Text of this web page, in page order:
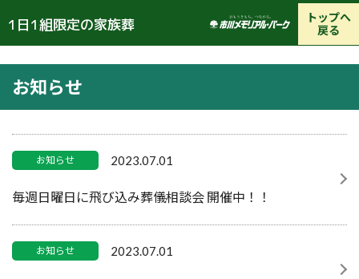
1日1組限定の家族葬
トップへ
戻る
お知らせ
お知らせ 2023.07.01
毎週日曜日に飛び込み葬儀相談会 開催中！！
お知らせ 2023.07.01